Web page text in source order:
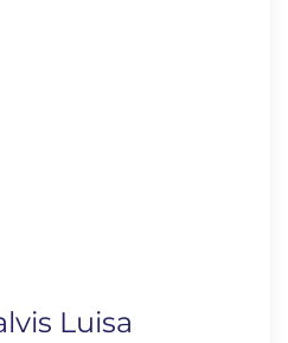
Luisa